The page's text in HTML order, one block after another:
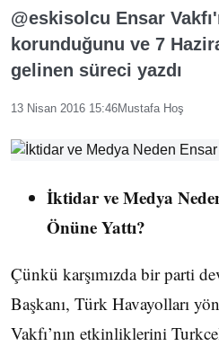
@eskisolcu Ensar
korunduğunu ve 7
gelinen süreci yazdı
13 Nisan 2016 15:46Mustafa Hoş
İktidar ve Medya
Önüne Yattı?
Çünkü karşımızda bir parti
Başkanı, Türk Havayolları
Vakfı’nın etkinliklerini